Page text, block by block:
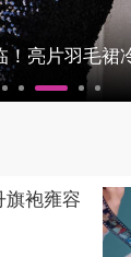
！亮片羽毛裙
旗袍雍容